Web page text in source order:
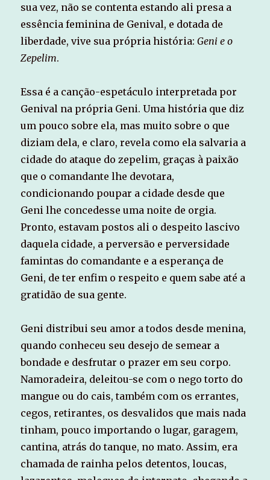
sua vez, não se contenta estando ali presa a
essência feminina de Genival, e dotada de
liberdade, vive sua própria história:Geni e o
Zepelim.
Essa é a canção-espetáculo interpretada por
Genival na própria Geni. Uma história que diz
um pouco sobre ela, mas muito sobre o que
diziam dela, e claro, revela como ela salvaria a
cidade do ataque do zepelim, graças à paixão
que o comandante lhe devotara,
condicionando poupar a cidade desde que
Geni lhe concedesse uma noite de orgia.
Pronto, estavam postos ali o despeito lascivo
daquela cidade, a perversão e perversidade
famintas do comandante e a esperança de
Geni, de ter enfim o respeito e quem sabe até a
gratidão de sua gente.
Geni distribui seu amor a todos desde menina,
quando conheceu seu desejo de semear a
bondade e desfrutar o prazer em seu corpo.
Namoradeira, deleitou-se com o nego torto do
mangue ou do cais, também com os errantes,
cegos, retirantes, os desvalidos que mais nada
tinham, pouco importando o lugar, garagem,
cantina, atrás do tanque, no mato. Assim, era
chamada de rainha pelos detentos, loucas,